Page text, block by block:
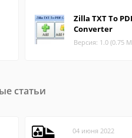
Zilla TXT To
Converter
Версия: 1.0 (0.75
статьи
04 июня 2022